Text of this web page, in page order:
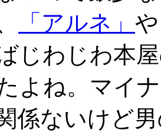
「アルネ」
じわじわ本
よね。マイ
係ないけど